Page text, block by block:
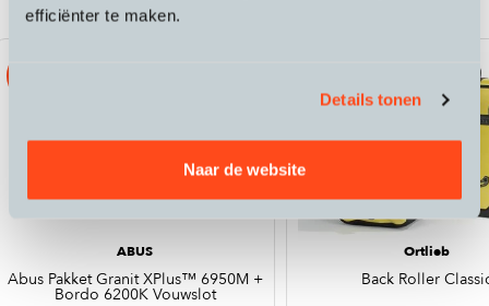
efficiënter te maken.
Details tonen
Naar de website
ABUS
Abus Pakket Granit XPlus™ 6950M +
Bordo 6200K Vouwslot
Ortlieb
Back Roller